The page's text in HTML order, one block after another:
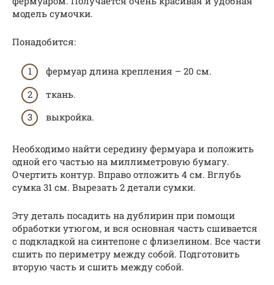
модель сумочки.
Понадобится:
фермуар длина крепления – 20 см.
ткань.
выкройка.
Необходимо найти середину фермуара и положить
одной его частью на миллиметровую бумагу.
Очертить контур. Вправо отложить 4 см. Вглубь
сумка 31 см. Вырезать 2 детали сумки.
Эту деталь посадить на дублирин при помощи
обработки утюгом, и вся основная часть сшивается
с подкладкой на синтепоне с флизелином. Все части
сшить по периметру между собой. Подготовить
вторую часть и сшить между собой.